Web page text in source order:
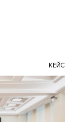
КЕЙС